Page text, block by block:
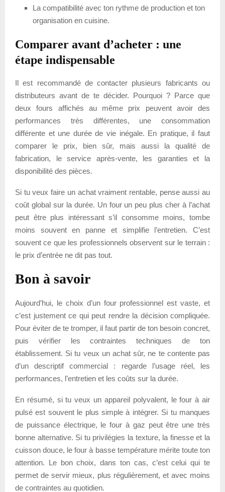
La compatibilité avec ton rythme de production et ton
organisation en cuisine.
Comparer avant d’acheter : une
étape indispensable
Il est recommandé de contacter plusieurs fabricants ou
distributeurs avant de te décider. Pourquoi ? Parce que
deux fours affichés au même prix peuvent avoir des
performances très différentes, une consommation
différente et une durée de vie inégale. En pratique, il faut
comparer le prix, bien sûr, mais aussi la qualité de
fabrication, le service après-vente, les garanties et la
disponibilité des pièces.
Si tu veux faire un achat vraiment rentable, pense aussi au
coût global sur la durée. Un four un peu plus cher à l’achat
peut être plus intéressant s’il consomme moins, tombe
moins souvent en panne et simplifie l’entretien. C’est
souvent ce que les professionnels observent sur le terrain :
le prix d’entrée ne dit pas tout.
Bon à savoir
Aujourd’hui, le choix d’un four professionnel est vaste, et
c’est justement ce qui peut rendre la décision compliquée.
Pour éviter de te tromper, il faut partir de ton besoin concret,
puis vérifier les contraintes techniques de ton
établissement. Si tu veux un achat sûr, ne te contente pas
d’un descriptif commercial : regarde l’usage réel, les
performances, l’entretien et les coûts sur la durée.
En résumé, si tu veux un appareil polyvalent, le four à air
pulsé est souvent le plus simple à intégrer. Si tu manques
de puissance électrique, le four à gaz peut être une très
bonne alternative. Si tu privilégies la texture, la finesse et la
cuisson douce, le four à basse température mérite toute ton
attention. Le bon choix, dans ton cas, c’est celui qui te
permet de servir mieux, plus régulièrement, et avec moins
de contraintes au quotidien.